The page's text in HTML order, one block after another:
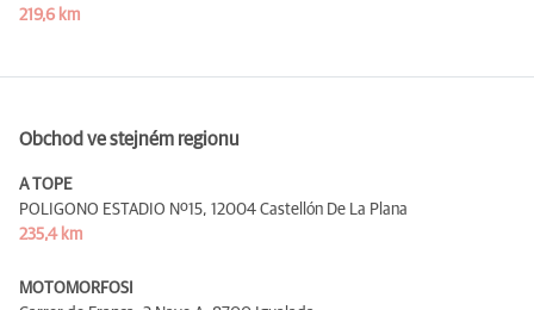
219,6 km
Obchod ve stejném regionu
A TOPE
POLIGONO ESTADIO Nº15, 12004 Castellón De La Plana
235,4 km
MOTOMORFOSI